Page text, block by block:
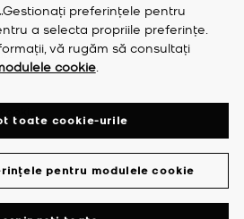
preferințele pentru
a selecta propriile preferințe.
vă rugăm să consultați
cookie.
pentru modulele cookie
toate cookie-urile